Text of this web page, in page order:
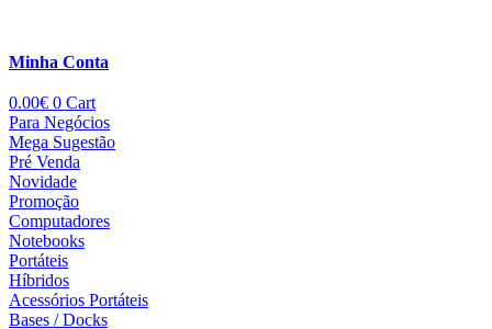
Minha Conta
0.00€ 0 Cart
Para Negócios
Mega Sugestão
Pré Venda
Novidade
Promoção
Computadores
Notebooks
Portáteis
Híbridos
Acessórios Portáteis
Bases / Docks